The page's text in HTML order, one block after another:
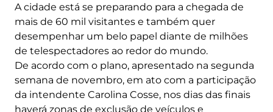
A cidade está se preparando para a chegada de
mais de 60 mil visitantes e também quer
desempenhar um belo papel diante de milhões
de telespectadores ao redor do mundo.
De acordo com o plano, apresentado na segunda
semana de novembro, em ato com a participação
da intendente Carolina Cosse, nos dias das finais
haverá zonas de exclusão de veículos e